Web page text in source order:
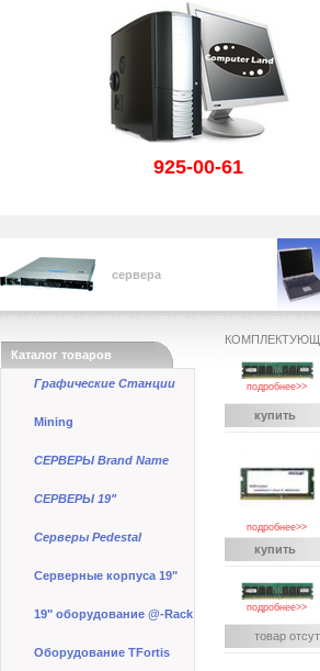
925-00-61
сервера
Каталог товаров
Графические Станции
Mining
СЕРВЕРЫ Brand Name
СЕРВЕРЫ 19"
Серверы Pedestal
Серверные корпуса 19"
19" оборудование @-Rack
Оборудование TFortis
подробнее>>
купить
подробнее>>
купить
подробнее>>
товар